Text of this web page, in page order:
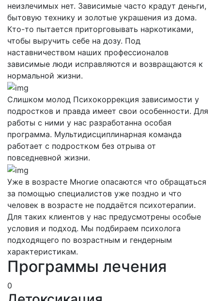
неизлечимых нет. Зависимые часто крадут деньги,
бытовую технику и золотые украшения из дома.
Кто-то пытается приторговывать наркотиками,
чтобы выручить себе на дозу. Под
наставничеством наших профессионалов
зависимые люди исправляются и возвращаются к
нормальной жизни.
Слишком молод Психокоррекция зависимости у
подростков и правда имеет свои особенности. Для
работы с ними у нас разработанна особая
программа. Мультидисциплинарная команда
работает с подростком без отрыва от
повседневной жизни.
Уже в возрасте Многие опасаются что обращаться
за помощью специалистов уже поздно и что
человек в возрасте не поддаётся психотерапии.
Для таких клиентов у нас предусмотрены особые
условия и подход. Мы подбираем психолога
подходящего по возрастным и гендерным
характеристикам.
Программы лечения
0